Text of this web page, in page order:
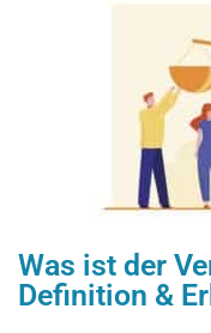
Was ist der
Definition &